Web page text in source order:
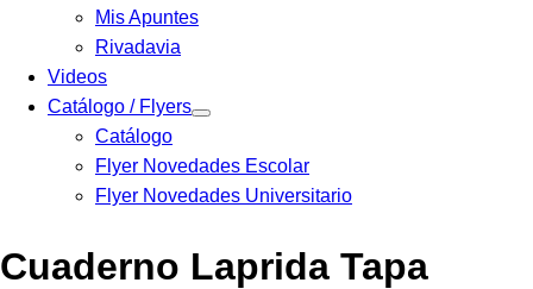
Mis Apuntes
Rivadavia
Videos
Catálogo / Flyers
Catálogo
Flyer Novedades Escolar
Flyer Novedades Universitario
Cuaderno Laprida Tapa